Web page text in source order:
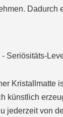
Dadurch
- Seriösitäts-
Kristallmatte
künstlich
jederzeit von